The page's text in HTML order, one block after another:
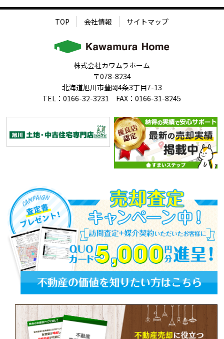
TOP 会社情報 サイトマップ
株式会社カワムラホーム
〒078-8234
北海道旭川市豊岡4条3丁目7-13
TEL：0166-32-3231 FAX：0166-31-8245